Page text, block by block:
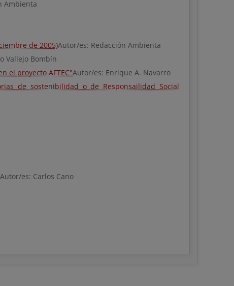
Ambienta
de 2005)Autor/es: Redacción Ambienta
Vallejo Bombín
el proyecto AFTEC"Autor/es: Enrique A. Navarro
de sostenibilidad o de Responsailidad Social
Autor/es: Carlos Cano